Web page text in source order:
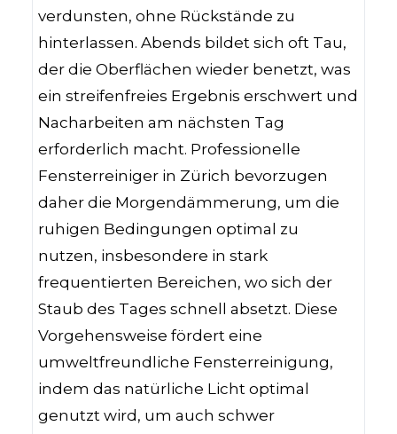
verdunsten, ohne Rückstände zu
hinterlassen. Abends bildet sich oft Tau,
der die Oberflächen wieder benetzt, was
ein streifenfreies Ergebnis erschwert und
Nacharbeiten am nächsten Tag
erforderlich macht. Professionelle
Fensterreiniger in Zürich bevorzugen
daher die Morgendämmerung, um die
ruhigen Bedingungen optimal zu
nutzen, insbesondere in stark
frequentierten Bereichen, wo sich der
Staub des Tages schnell absetzt. Diese
Vorgehensweise fördert eine
umweltfreundliche Fensterreinigung,
indem das natürliche Licht optimal
genutzt wird, um auch schwer